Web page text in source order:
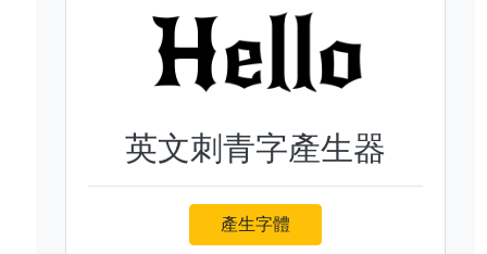
英文刺青字產生器
產生字體